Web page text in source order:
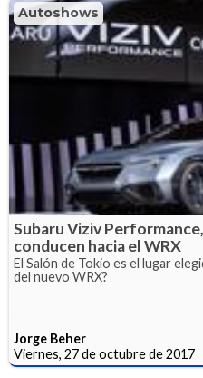
Autoshows
Subaru Viziv
conducen hacia el WRX
El Salón de Tokio es el lugar
del nuevo WRX?
Jorge Beher
Viernes, 27 de octubre de 2017